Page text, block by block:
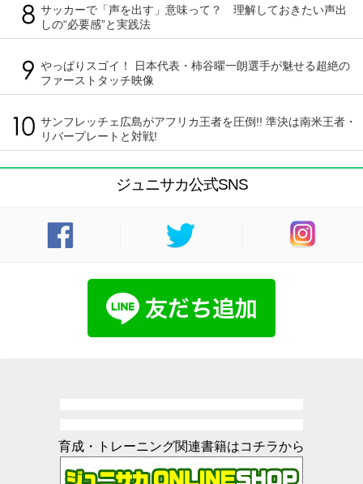
サッカーで「声を出す」意味って？ 理解しておきたい声出
しの“必要感”と実践法
やっぱりスゴイ！ 日本代表・柿谷曜一朗選手が魅せる超絶の
ファーストタッチ映像
サンフレッチェ広島がアフリカ王者を圧倒!! 準決は南米王者・
リバープレートと対戦!
ジュニサカ公式SNS
育成・トレーニング関連書籍はコチラから